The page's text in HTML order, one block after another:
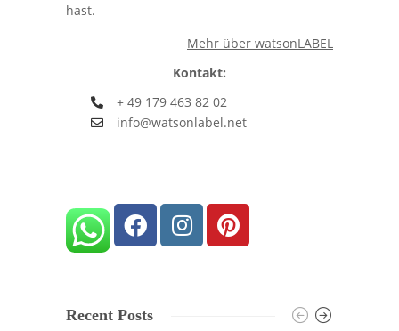
hast.
Mehr über watsonLABEL
Kontakt:
+ 49 179 463 82 02
info@watsonlabel.net
Recent Posts